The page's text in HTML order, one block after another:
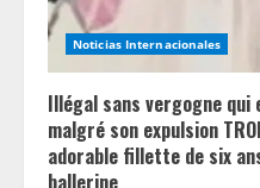
Noticias Internacionales
Illégal sans vergogne
malgré son expulsion
adorable fillette de six
ballerine